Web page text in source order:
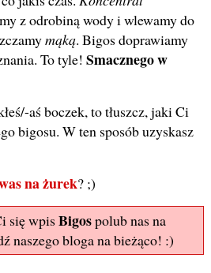
z odrobiną wody i wlewamy do
mąką. Bigos doprawiamy
To tyle! Smacznego w
aś boczek, to tłuszcz, jaki Ci
bigosu. W ten sposób uzyskasz
na żurek? ;)
się wpisBigospolub nas na
naszego bloga na bieżąco! :)